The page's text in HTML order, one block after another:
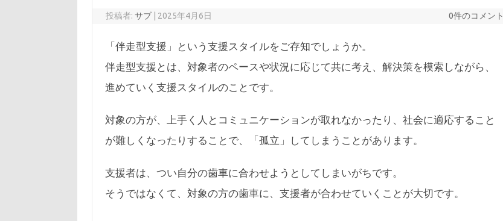
投稿者:サブ 2025年4月6日 0件のコメント
「伴走型支援」という支援スタイルをご存知でしょうか。
伴走型支援とは、対象者のペースや状況に応じて共に考え、解決策を模索しながら、
進めていく支援スタイルのことです。
対象の方が、上手く人とコミュニケーションが取れなかったり、社会に適応すること
が難しくなったりすることで、「孤立」してしまうことがあります。
支援者は、つい自分の歯車に合わせようとしてしまいがちです。
そうではなくて、対象の方の歯車に、支援者が合わせていくことが大切です。